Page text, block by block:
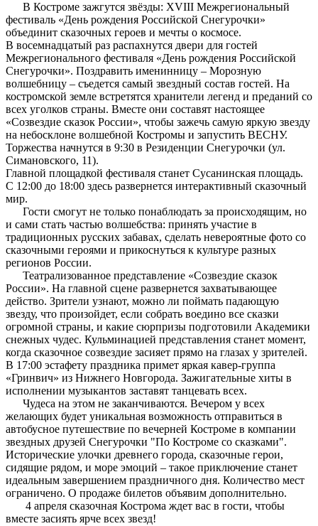
В Костроме зажгутся звёзды: XVIII Межрегиональный
фестиваль «День рождения Российской Снегурочки»
объединит сказочных героев и мечты о космосе.
В восемнадцатый раз распахнутся двери для гостей
Межрегионального фестиваля «День рождения Российской
Снегурочки». Поздравить именинницу – Морозную
волшебницу – съедется самый звездный состав гостей. На
костромской земле встретятся хранители легенд и преданий со
всех уголков страны. Вместе они составят настоящее
«Созвездие сказок России», чтобы зажечь самую яркую звезду
на небосклоне волшебной Костромы и запустить ВЕСНУ.
Торжества начнутся в 9:30 в Резиденции Снегурочки (ул.
Симановского, 11).
Главной площадкой фестиваля станет Сусанинская площадь.
С 12:00 до 18:00 здесь развернется интерактивный сказочный
мир.
Гости смогут не только понаблюдать за происходящим, но
и сами стать частью волшебства: принять участие в
традиционных русских забавах, сделать невероятные фото со
сказочными героями и прикоснуться к культуре разных
регионов России.
Театрализованное представление «Созвездие сказок
России». На главной сцене развернется захватывающее
действо. Зрители узнают, можно ли поймать падающую
звезду, что произойдет, если собрать воедино все сказки
огромной страны, и какие сюрпризы подготовили Академики
снежных чудес. Кульминацией представления станет момент,
когда сказочное созвездие засияет прямо на глазах у зрителей.
В 17:00 эстафету праздника примет яркая кавер-группа
«Гринвич» из Нижнего Новгорода. Зажигательные хиты в
исполнении музыкантов заставят танцевать всех.
Чудеса на этом не заканчиваются. Вечером у всех
желающих будет уникальная возможность отправиться в
автобусное путешествие по вечерней Костроме в компании
звездных друзей Снегурочки "По Костроме со сказками".
Исторические улочки древнего города, сказочные герои,
сидящие рядом, и море эмоций – такое приключение станет
идеальным завершением праздничного дня. Количество мест
ограничено. О продаже билетов объявим дополнительно.
4 апреля сказочная Кострома ждет вас в гости, чтобы
вместе засиять ярче всех звезд!